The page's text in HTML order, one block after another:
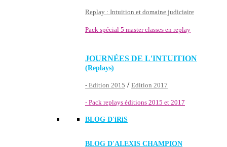
Replay : Intuition et domaine judiciaire
Pack spécial 5 master classes en replay
JOURNÉES DE L'INTUITION
(Replays)
- Edition 2015 / Edition 2017
- Pack replays éditions 2015 et 2017
BLOG D'iRiS
BLOG D'ALEXIS CHAMPION